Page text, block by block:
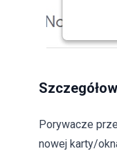
Porywacze
nowej karty/